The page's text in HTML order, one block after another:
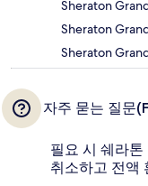
Sheraton
Sheraton
Sheraton
자주 묻는 질문
필요 시 쉐라
취소하고 전액